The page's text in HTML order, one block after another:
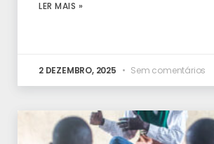
LER MAIS »
2 DEZEMBRO, 2025 Sem comentários